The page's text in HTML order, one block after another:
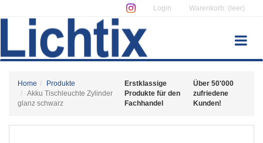
Login Warenkorb: (leer)
Home
Produkte
Akku Tischleuchte Zylinder
glanz schwarz
Erstklassige
Produkte für den
Fachhandel
Über 50'000
zufriedene
Kunden!